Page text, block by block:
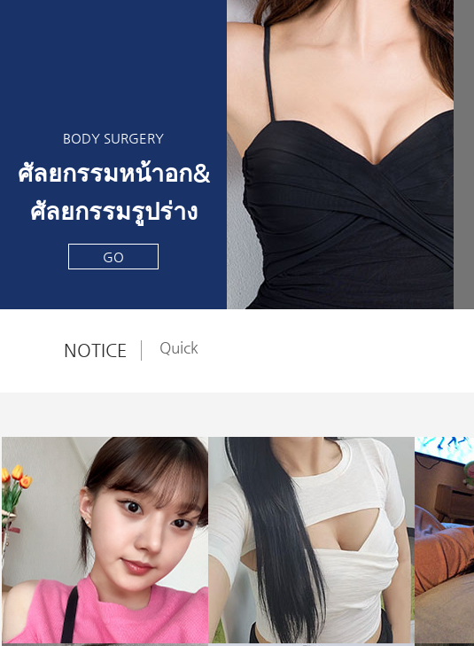
BODY SURGERY
ศัลยกรรมหน้าอก&
ศัลยกรรมรูปร่าง
GO
NOTICE
Quick
Quick